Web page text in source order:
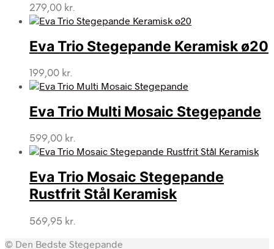
279,00 kr.
Eva Trio Stegepande Keramisk ø20
199,00 kr.
Eva Trio Multi Mosaic Stegepande
599,00 kr.
Eva Trio Mosaic Stegepande
Rustfrit Stål Keramisk
569,95 kr.
© Den Bedste Stegepande